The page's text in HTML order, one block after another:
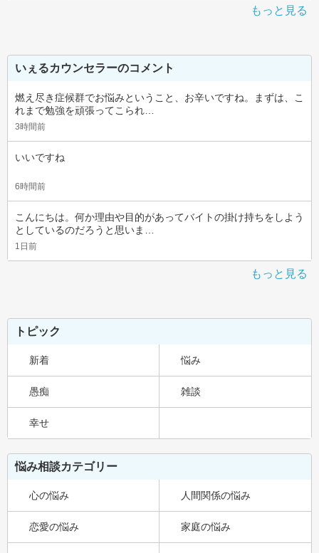
もっと見る
いぇるカウンセラーのコメント
燃え尽き症候群でお悩みということ、お辛いですね。まずは、こ
れまで勉強を頑張ってこられ…
3時間前
いいですね
6時間前
こんにちは。何か理由や目的があってバイトの掛け持ちをしよう
としているのだろうと思いま…
1日前
もっと見る
トピック
新着 悩み
愚痴 雑談
幸せ
悩み相談カテゴリー
心の悩み 人間関係の悩み
恋愛の悩み 家庭の悩み